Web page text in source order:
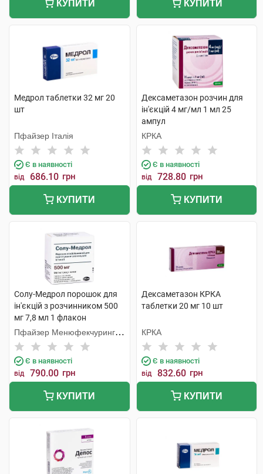
КУПИТИ КУПИТИ
Медрол таблетки 32 мг 20
шт
Пфайзер Італія
Є в наявності
від 686.10 грн
КУПИТИ
Дексаметазон розчин для
ін'єкцій 4 мг/мл 1 мл 25
ампул
КРКА
Є в наявності
від 728.80 грн
КУПИТИ
Солу-Медрол порошок для
ін'єкцій з розчинником 500
мг 7,8 мл 1 флакон
Пфайзер Менюфекчуринг
Бельгія
Є в наявності
від 790.00 грн
КУПИТИ
Дексаметазон КРКА
таблетки 20 мг 10 шт
КРКА
Є в наявності
від 832.60 грн
КУПИТИ